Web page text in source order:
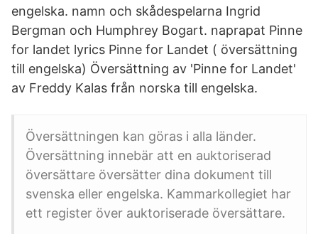
engelska. namn och skådespelarna Ingrid
Bergman och Humphrey Bogart. naprapat Pinne
for landet lyrics Pinne for Landet ( översättning
till engelska) Översättning av 'Pinne for Landet'
av Freddy Kalas från norska till engelska.
Översättningen kan göras i alla länder.
Översättning innebär att en auktoriserad
översättare översätter dina dokument till
svenska eller engelska. Kammarkollegiet har
ett register över auktoriserade översättare.